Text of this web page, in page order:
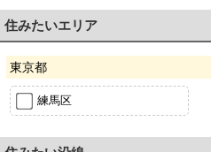
住みたいエリア
東京都
練馬区